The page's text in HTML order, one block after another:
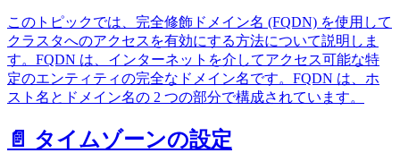
このトピックでは、完全修飾ドメイン名 (FQDN) を使用して
クラスタへのアクセスを有効にする方法について説明しま
す。FQDN は、インターネットを介してアクセス可能な特
定のエンティティの完全なドメイン名です。FQDN は、ホ
スト名とドメイン名の 2 つの部分で構成されています。
📄️ タイムゾーンの設定